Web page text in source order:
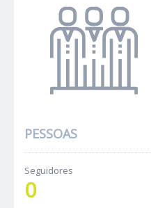
PESSOAS
Seguidores
0